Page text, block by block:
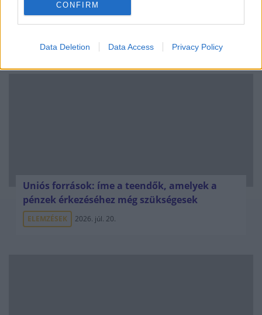
CONFIRM
Data Deletion Data Access Privacy Policy
Kéthónapos a Tisza-kormány: íme a mérleg!
Uniós források: íme a teendők, amelyek a
pénzek érkezéséhez még szükségesek
ELEMZÉSEK 2026. júl. 20.